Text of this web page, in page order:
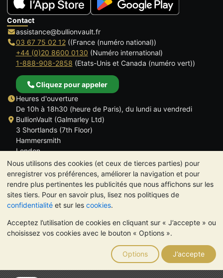
Nous utilisons des cookies (et ceux de tierces parties) pour
enregistrer vos préférences, améliorer la navigation et pour
rendre plus pertinentes les publicités que nous affichons sur les
sites tiers. Pour en savoir plus, lisez nos politiques de
confidentialité et sur les cookies.
Acceptez l’utilisation de cookies en cliquant sur « J’accepte » ou
choisissez vos cookies avec le bouton « Options ».
Options J’accepte
Contact
assistance@bullionvault.fr
03 67 75 02 12((France (numéro national))
+44 (0)20 8600 0130 (Numéro international)
1-888-908-2858 (Etats-Unis et Canada (numéro vert))
Cliquez pour appeler
Heures d'ouverture
De 10h à 18h30 (heure de Paris), du lundi au vendredi
BullionVault (Galmarley Ltd)
3 Shortlands (7th Floor)
Hammersmith
London
W6 8DA
ROYAUME UNI
TrustScore 4.6 | 534 avis
VEUILLEZ NOTER: La valeur des métaux précieux peut aussi
bien baisser qu'augmenter. Les tendances historiques ne
garantissent pas l'évolution future des cours. Rien sur les sites
Internet de BullionVault ou dans ses communications ne
constitue un conseil en investissement. Demander l'avis d'un